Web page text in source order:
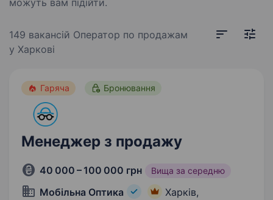
можуть вам підійти.
149 вакансій Оператор по продажам
у Харкові
Гаряча Бронювання
Менеджер з продажу
40 000 – 100 000 грн Вища за середню
Мобільна Оптика
Харків,